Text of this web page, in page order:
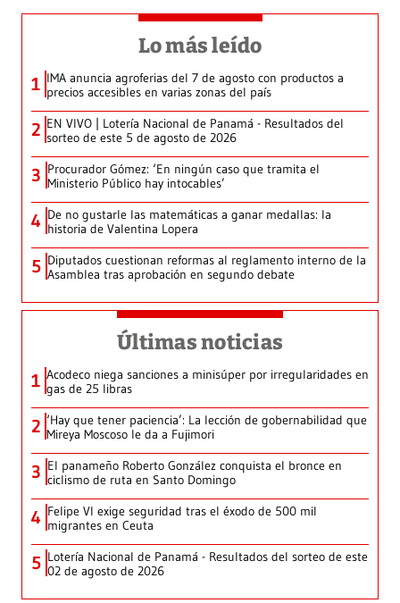
Lo más leído
1 IMA anuncia agroferias del 7 de agosto con productos a
precios accesibles en varias zonas del país
2 EN VIVO | Lotería Nacional de Panamá - Resultados del
sorteo de este 5 de agosto de 2026
3 Procurador Gómez: ‘En ningún caso que tramita el
Ministerio Público hay intocables’
4 De no gustarle las matemáticas a ganar medallas: la
historia de Valentina Lopera
5 Diputados cuestionan reformas al reglamento interno de la
Asamblea tras aprobación en segundo debate
Últimas noticias
1 Acodeco niega sanciones a minisúper por irregularidades en
gas de 25 libras
2 ‘Hay que tener paciencia’: La lección de gobernabilidad que
Mireya Moscoso le da a Fujimori
3 El panameño Roberto González conquista el bronce en
ciclismo de ruta en Santo Domingo
4 Felipe VI exige seguridad tras el éxodo de 500 mil
migrantes en Ceuta
5 Lotería Nacional de Panamá - Resultados del sorteo de este
02 de agosto de 2026